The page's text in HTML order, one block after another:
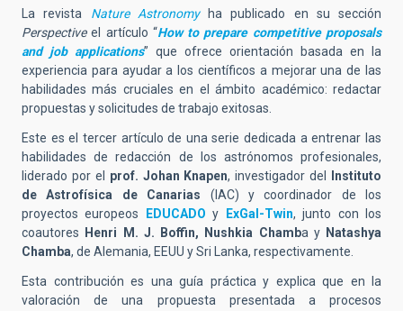
La revista Nature Astronomyha publicado en su sección
Perspectiveel artículo “How to prepare competitive proposals
and job applications” que ofrece orientación basada en la
experiencia para ayudar a los científicos a mejorar una de las
habilidades más cruciales en el ámbito académico: redactar
propuestas y solicitudes de trabajo exitosas.
Este es el tercer artículo de una serie dedicada a entrenar las
habilidades de redacción de los astrónomos profesionales,
liderado por el prof. Johan Knapen, investigador del
Instituto
de Astrofísica de Canarias (IAC) y coordinador de los
proyectos europeos
EDUCADO y ExGal-Twin, junto con los
coautores
Henri M. J. Boffin, Nushkia Chamba y Natashya
Chamba, de Alemania, EEUU y Sri Lanka, respectivamente.
Esta contribución es una guía práctica y explica que en la
valoración de una propuesta presentada a procesos